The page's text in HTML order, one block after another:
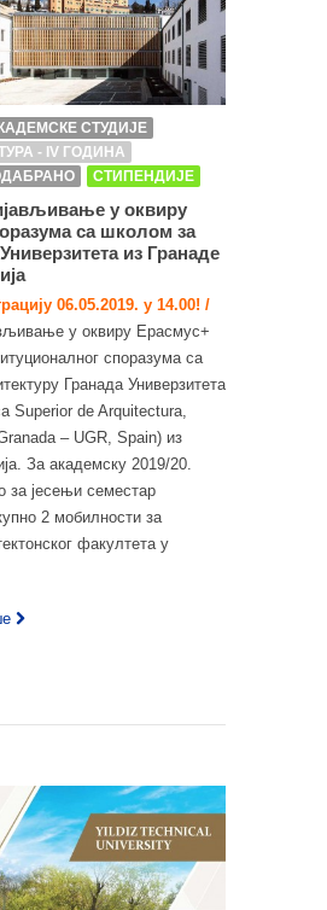
СТУДИЈЕ
- IV ГОДИНА
СТИПЕНДИЈЕ
у оквиру
са школом за
из Гранаде
06.05.2019. у 14.00! /
у оквиру Ерасмус+
споразума са
Гранада Универзитета
Superior de Arquitectura,
– UGR, Spain) из
За академску 2019/20.
за јесењи семестар
2 мобилности за
факултета у